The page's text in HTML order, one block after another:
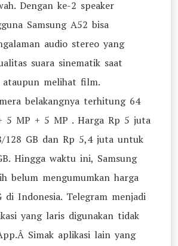
Dengan ke-2 speaker
Samsung A52 bisa
audio stereo yang
suara sinematik saat
ataupun melihat film.
belakangnya terhitung 64
5 MP + 5 MP . Harga Rp 5 juta
128 GB dan Rp 5,4 juta untuk
Hingga waktu ini, Samsung
belum mengumumkan harga
di Indonesia. Telegram menjadi
yang laris digunakan tidak
Simak aplikasi lain yang